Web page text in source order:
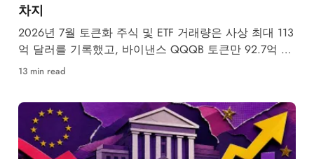
차지
2026년 7월 토큰화 주식 및 ETF 거래량은 사상 최대 113
억 달러를 기록했고, 바이낸스 QQQB 토큰만 92.7억 달
러를
13 min read